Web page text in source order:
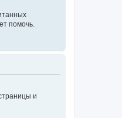
помочь.
и